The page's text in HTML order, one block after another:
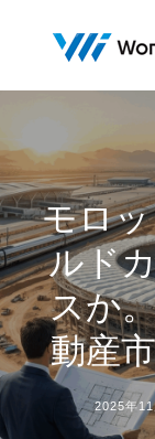
モロ
ルド
スか
動産
2025年